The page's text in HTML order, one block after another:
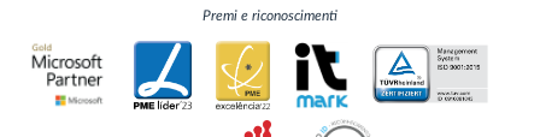
Premi e riconoscimenti